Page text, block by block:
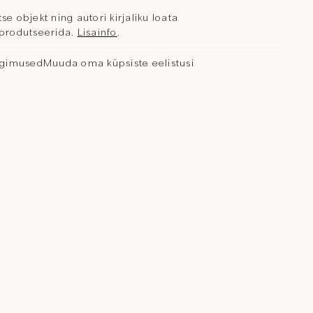
objekt ning autori kirjaliku loata
Lisainfo .
Muuda oma küpsiste eelistusi